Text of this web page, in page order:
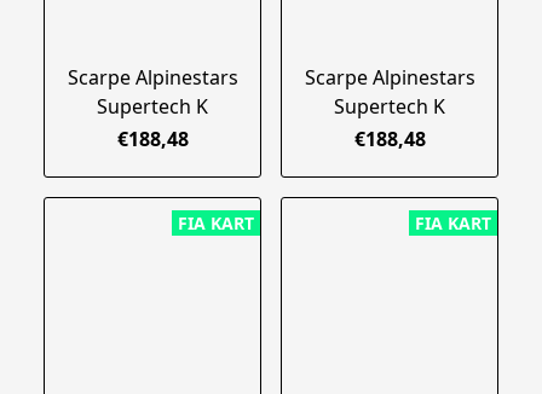
Scarpe Alpinestars
Supertech K
€188,48
Scarpe Alpinestars
Supertech K
€188,48
FIA KART FIA KART